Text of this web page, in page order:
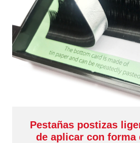
Pestañas postizas
de aplicar con forma